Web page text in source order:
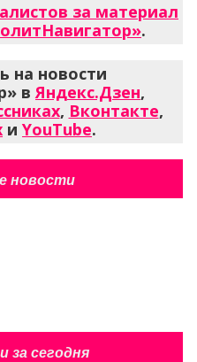
за материал
.
на новости
вЯндекс.Дзен,
, Вконтакте,
и YouTube.
новости
за сегодня